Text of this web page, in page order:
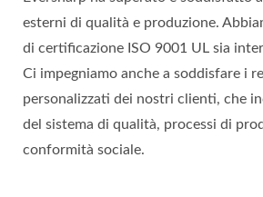
esterni di qualità e produzione.
di certificazione ISO 9001 UL sia
Ci impegniamo anche a soddisfare i
personalizzati dei nostri clienti, che
del sistema di qualità, processi di
conformità sociale.